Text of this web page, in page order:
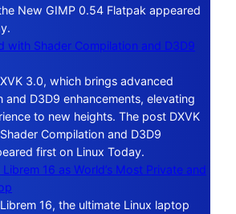
New GIMP 0.54 Flatpak appeared
with Shader Compilation and D3D9
3.0, which brings advanced
and D3D9 enhancements, elevating
to new heights. The post DXVK
Compilation and D3D9
first on Linux Today.
16 as World’s Most Private and
16, the ultimate Linux laptop